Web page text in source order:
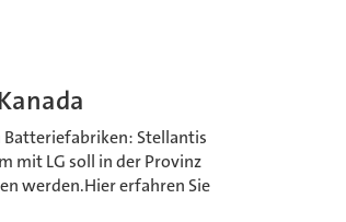
Batteriefabriken: Stellantis
mit LG soll in der Provinz
werden.Hier erfahren Sie